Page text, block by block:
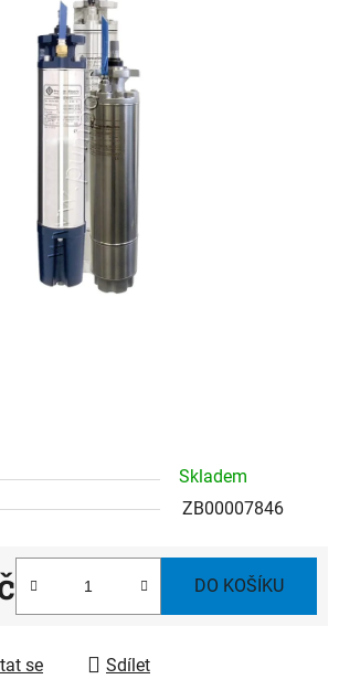
Skladem
ZB00007846
DO KOŠÍKU
se Sdílet